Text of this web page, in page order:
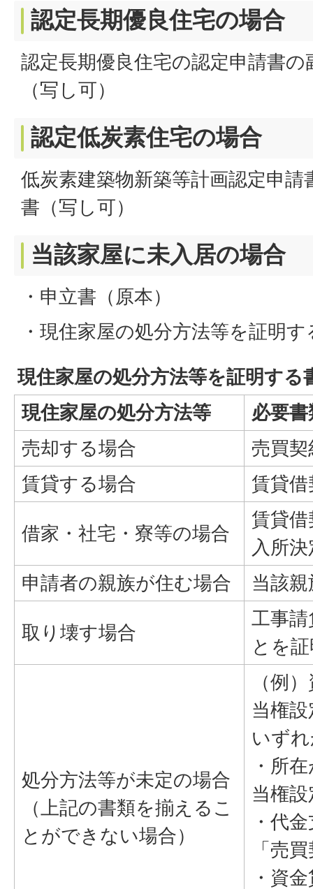
認定長期優良住宅の場合
認定長期優良住宅の認定申請書
（写し可）
認定低炭素住宅の場合
低炭素建築物新築等計画認定申
書（写し可）
当該家屋に未入居の場合
・申立書（原本）
・現住家屋の処分方法等を証明す
現住家屋の処分方法等を証明する
現住家屋の処分方法等
必要
売却する場合
売買
賃貸する場合
賃貸
借家・社宅・寮等の場合
賃貸
入所
申請者の親族が住む場合
当該
取り壊す場合
工事
とを
処分方法等が未定の場合
（上記の書類を揃えるこ
とができない場合）
（例
当権
いず
・所
当権
・代
「売
・資